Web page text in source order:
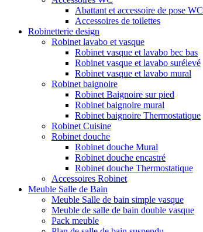
Abattant et accessoire de pose WC
Accessoires de toilettes
Robinetterie design
Robinet lavabo et vasque
Robinet vasque et lavabo bec bas
Robinet vasque et lavabo surélevé
Robinet vasque et lavabo mural
Robinet baignoire
Robinet Baignoire sur pied
Robinet baignoire mural
Robinet baignoire Thermostatique
Robinet Cuisine
Robinet douche
Robinet douche Mural
Robinet douche encastré
Robinet douche Thermostatique
Accessoires Robinet
Meuble Salle de Bain
Meuble Salle de bain simple vasque
Meuble de salle de bain double vasque
Pack meuble